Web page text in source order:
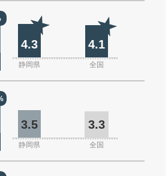
4.3 4.1
静岡県 全国
3.5 3.3
静岡県 全国